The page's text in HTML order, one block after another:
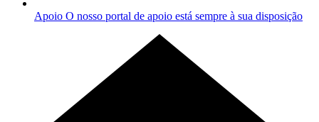
Apoio O nosso portal de apoio está sempre à sua disposição